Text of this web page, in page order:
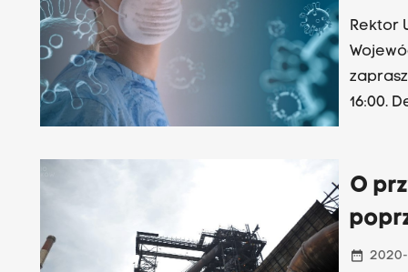
Rektor
16:00.
O
date_range 2020-